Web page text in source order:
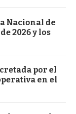
Nacional de
2026 y los
por el
en el